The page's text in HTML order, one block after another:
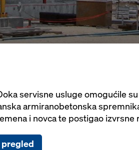
servisne usluge omogućile
armiranobetonska
i novca te postigao izvrsne
pregled